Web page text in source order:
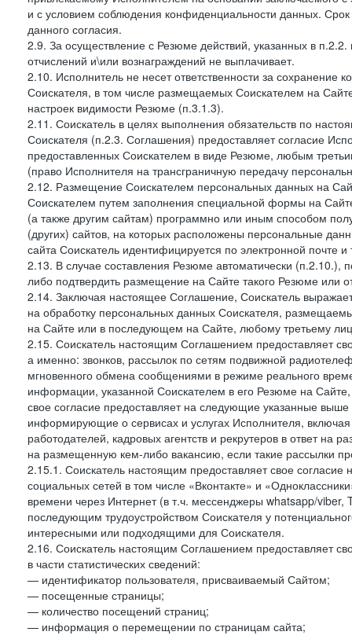
и с условием соблюдения конфиденциальности данных.
данного согласия.
2.9. За осуществление с Резюме действий, указанных в
отчислений и\или вознаграждений не выплачивает.
2.10. Исполнитель не несет ответственности за
Соискателя, в том числе размещаемых Соискателем на
настроек видимости Резюме (п.3.1.3).
2.11. Соискатель в целях выполнения обязательств по
Соискателя (п.2.3. Соглашения) предоставляет согласие
предоставленных Соискателем в виде Резюме, любым
(право Исполнителя на трансграничную передачу
2.12. Размещение Соискателем персональных данных на
Соискателем путем заполнения специальной формы на
(а также другим сайтам) программно или иным способом
(других) сайтов, на которых расположены персональные
сайта Соискатель идентифицируется по электронной почте
2.13. В случае составления Резюме автоматически (п.2.10.),
либо подтвердить размещение на Сайте такого Резюме или
2.14. Заключая настоящее Соглашение, Соискатель
на обработку персональных данных Соискателя,
на Сайте или в последующем на Сайте, любому третьему
2.15. Соискатель настоящим Соглашением предоставляет
а именно: звонков, рассылок по сетям подвижной
мгновенного обмена сообщениями в режиме реального
информации, указанной Соискателем в его Резюме на
свое согласие предоставляет на следующие указанные
информирующие о сервисах и услугах Исполнителя,
работодателей, кадровых агентств и рекрутеров в ответ
на размещенную кем-либо вакансию, если такие рассылки
2.15.1. Соискатель настоящим предоставляет свое
социальных сетей в том числе «Вконтакте» и
времени через Интернет (в т.ч. мессенджеры whatsapp/
последующим трудоустройством Соискателя у
интересными или подходящими для Соискателя.
2.16. Соискатель настоящим Соглашением предоставляет
в части статистических сведений:
— идентификатор пользователя, присваиваемый Сайтом;
— посещенные страницы;
— количество посещений страниц;
— информация о перемещении по страницам сайта;